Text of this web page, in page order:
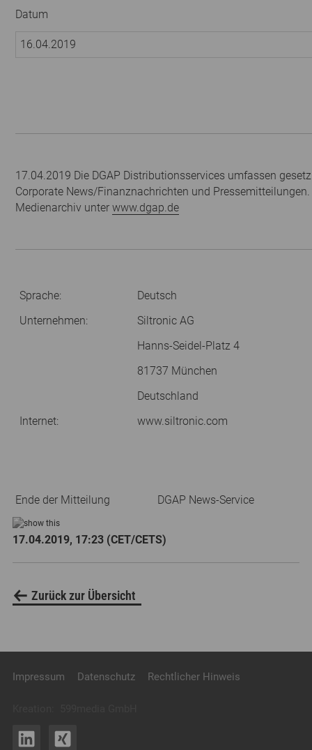
Datum
16.04.2019
17.04.2019 Die DGAP Distributionsservices umfassen
Corporate News/Finanznachrichten und Pressemitteilungen.
Medienarchiv unter www.dgap.de
Sprache:
Deutsch
Unternehmen:
Siltronic AG
Hanns-Seidel-Platz 4
81737 München
Deutschland
Internet:
www.siltronic.com
Ende der Mitteilung DGAP News-Service
17.04.2019, 17:23 (CET/CETS)
Zurück zur Übersicht
Impressum Datenschutz Rechtlicher Hinweis